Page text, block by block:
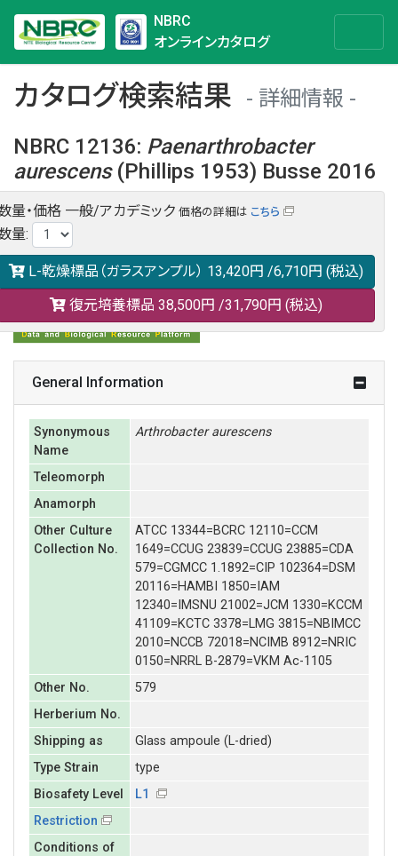
NBRC
オンラインカタログ
カタログ検索結果
詳細情報
NBRC 12136: Paenarthrobacter
aurescens(Phillips 1953) Busse 2016
NBRC 12136の情報や関連データは以下のバナー(DBRP)か
らご覧ください。
日本語での検索も可能です。
量・価格 一般/アカデミック 価格の詳細は こちら
量:
L-乾燥標品（ガラスアンプル） 13,420円 /6,710円 (税込)
復元培養標品 38,500円 /31,790円 (税込)
General Information
Synonymous
Name
Arthrobacter aurescens
Teleomorph
Anamorph
Other Culture
Collection No.
ATCC 13344=BCRC 12110=CCM
1649=CCUG 23839=CCUG 23885=CDA
579=CGMCC 1.1892=CIP 102364=DSM
20116=HAMBI 1850=IAM
12340=IMSNU 21002=JCM 1330=KCCM
41109=KCTC 3378=LMG 3815=NBIMCC
2010=NCCB 72018=NCIMB 8912=NRIC
0150=NRRL B-2879=VKM Ac-1105
Other No.
579
Herberium No.
Shipping as
Glass ampoule (L-dried)
Type Strain
type
Biosafety Level
L1
Restriction
Conditions of